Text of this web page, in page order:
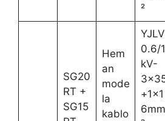
²
SG20
RT +
SG15
Hem
an
mode
la
kablo
0.6/1
kV-
+1×1
6mm